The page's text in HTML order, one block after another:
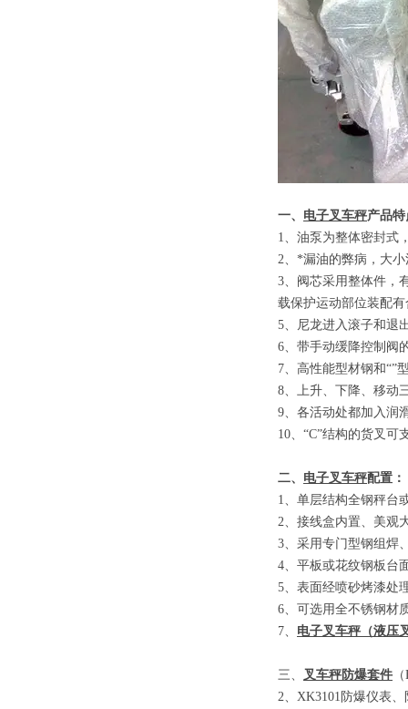
一、 电子叉车秤产品特
1、 油泵为整体密封式
2、 *漏油的弊病，大
3、 阀芯采用整体件，
载保护运动部位装配
5、 尼龙进入滚子和退
6、 带手动缓降控制阀
7、 高性能型材钢和“”
8、 上升、下降、移动
9、 各活动处都加入润
10、 “C”结构的货叉可
二、 电子叉车秤配置：
1、单层结构全钢秤台
2、接线盒内置、美观
3、采用专门型钢组焊
4、平板或花纹钢板台
5、表面经喷砂烤漆处
6、可选用全不锈钢材
7、 电子叉车秤 （液压
三、 叉车秤防爆套件
2、 XK3101 防爆仪表